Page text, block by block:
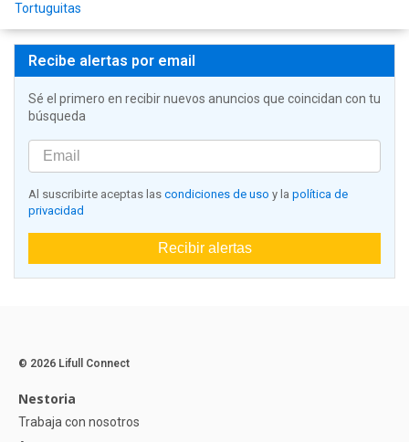
Tortuguitas
Recibe alertas por email
Sé el primero en recibir nuevos anuncios que coincidan con tu
búsqueda
Al suscribirte aceptas las condiciones de uso y la política de
privacidad
Recibir alertas
© 2026 Lifull Connect
Nestoria
Trabaja con nosotros